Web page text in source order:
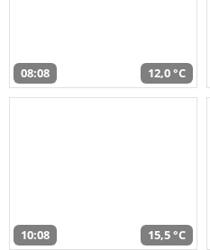
08:08 12,0 °C
10:08 15,5 °C